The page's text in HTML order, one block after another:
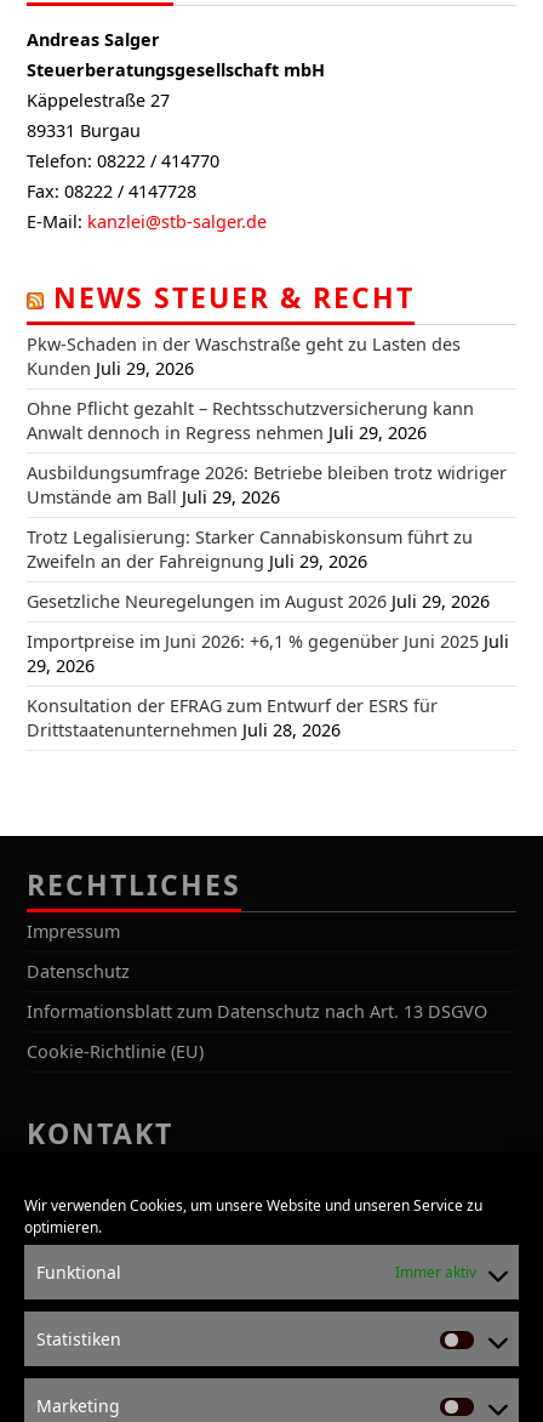
Wir verwenden Cookies, um unsere Website und unseren Service zu
optimieren.
Funktional Immer aktiv
Statistiken
Marketing
Andreas Salger
Steuerberatungsgesellschaft mbH
Käppelestraße 27
89331 Burgau
Telefon: 08222 / 414770
Fax: 08222 / 4147728
E-Mail: kanzlei@stb-salger.de
NEWS STEUER & RECHT
Pkw-Schaden in der Waschstraße geht zu Lasten des
Kunden Juli 29, 2026
Ohne Pflicht gezahlt – Rechtsschutzversicherung kann
Anwalt dennoch in Regress nehmen Juli 29, 2026
Ausbildungsumfrage 2026: Betriebe bleiben trotz widriger
Umstände am Ball Juli 29, 2026
Trotz Legalisierung: Starker Cannabiskonsum führt zu
Zweifeln an der Fahreignung Juli 29, 2026
Gesetzliche Neuregelungen im August 2026 Juli 29, 2026
Importpreise im Juni 2026: +6,1 % gegenüber Juni 2025 Juli
29, 2026
Konsultation der EFRAG zum Entwurf der ESRS für
Drittstaatenunternehmen Juli 28, 2026
RECHTLICHES
Impressum
Datenschutz
Informationsblatt zum Datenschutz nach Art. 13 DSGVO
Cookie-Richtlinie (EU)
KONTAKT
Bürozeiten
Anfahrt
SUCHE
Search
for: